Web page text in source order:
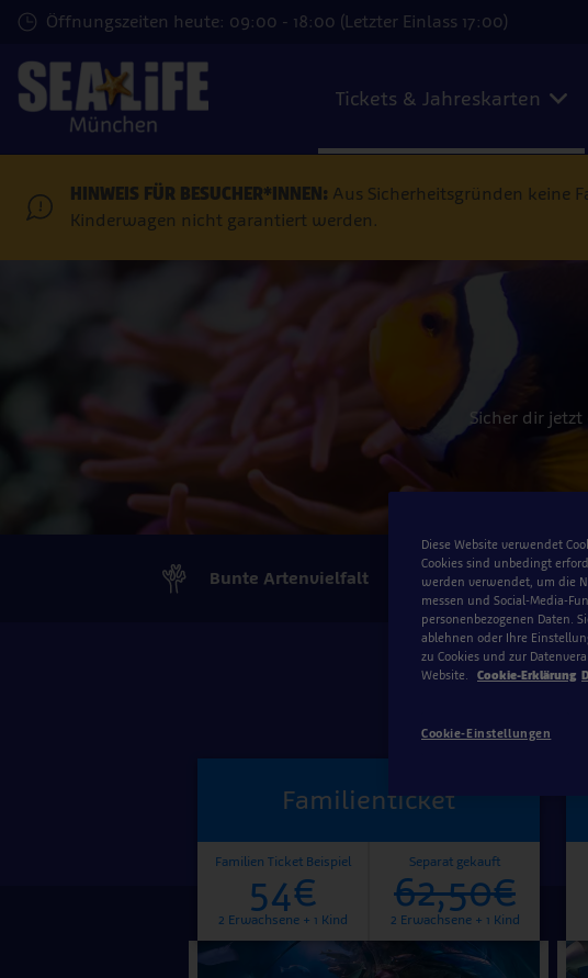
Zum
springen
Öffnungszeiten heute: 09:00 - 18:00 (Letzter Einlass 17:00)
Tickets & Jahreskarten
HINWEIS FÜR BESUCHER*INNEN: Aus Sicherheitsgründen keine
Kinderwagen nicht garantiert werden.
Sicher dir
Bunte Artenvielfalt
Familienticket
Familien Ticket Beispiel
54€
2 Erwachsene + 1 Kind
Separat gekauft
62,50€
2 Erwachsene + 1 Kind
Diese Website verwendet
Cookies sind unbedingt
werden verwendet, um die
messen und Social-Media-
personenbezogenen Daten.
ablehnen oder Ihre
zu Cookies und zur
Website.
Cookie-Erklärung
Cookie-Einstellungen